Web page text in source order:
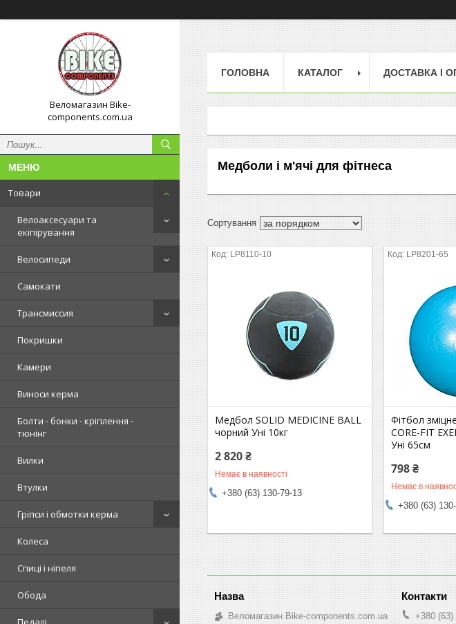
Веломагазин Bike-
components.com.ua
Товари
Велоаксесуари та
екіпірування
Велосипеди
Самокати
Трансмиссия
Покришки
Камери
Виноси керма
Болти - бонки - кріплення -
тюнінг
Вилки
Втулки
Гріпси і обмотки керма
Колеса
Спиці і ніпеля
Обода
ГОЛОВНА КАТАЛОГ ДОСТАВКА І
Медболи і м'ячі для фітнеса
LP8110-10
Медбол SOLID MEDICINE BALL
чорний Уні 10кг
2 820 ₴
Немає в наявності
+380 (63) 130-79-13
LP8201-65
Фітбол
CORE-FIT
Уні 65см
798 ₴
Немає в
+380 (63)
Веломагазин Bike-components.com.ua +380 (63)